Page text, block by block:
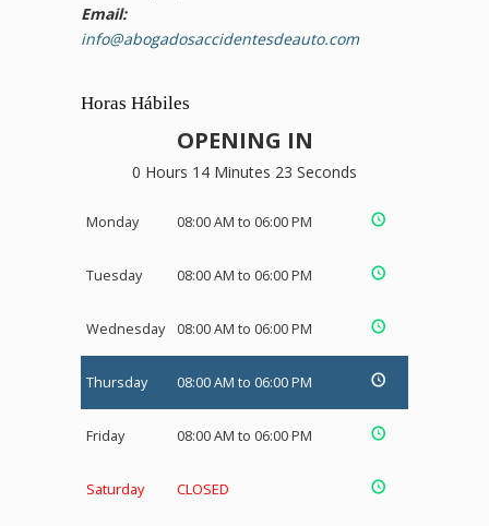
Email:
info@abogadosaccidentesdeauto.com
Horas Hábiles
OPENING IN
0 Hours 14 Minutes 22 Seconds
Monday 08:00 AM to 06:00 PM
Tuesday 08:00 AM to 06:00 PM
Wednesday 08:00 AM to 06:00 PM
Thursday 08:00 AM to 06:00 PM
Friday 08:00 AM to 06:00 PM
Saturday CLOSED